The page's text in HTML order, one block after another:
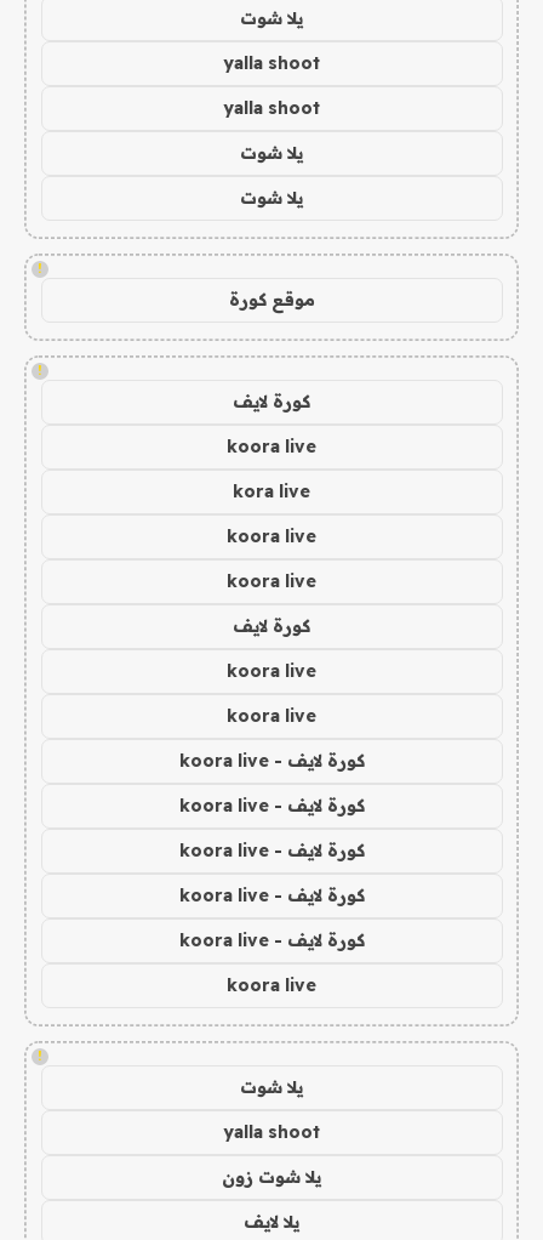
يلا شوت
yalla shoot
yalla shoot
يلا شوت
يلا شوت
!
موقع كورة
!
كورة لايف
koora live
kora live
koora live
koora live
كورة لايف
koora live
koora live
كورة لايف - koora live
كورة لايف - koora live
كورة لايف - koora live
كورة لايف - koora live
كورة لايف - koora live
koora live
!
يلا شوت
yalla shoot
يلا شوت زون
يلا لايف